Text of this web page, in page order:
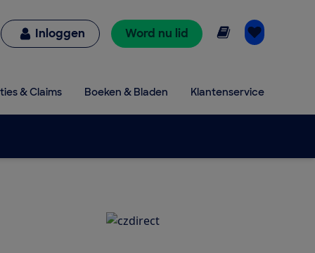
Inloggen Word nu lid Online lezen
& Claims Boeken & Bladen Klantenservice